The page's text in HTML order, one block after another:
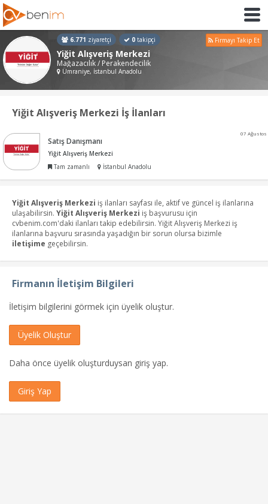
6.771 ziyaretçi 0 takipçi Firmayı Takip Et
Yiğit Alışveriş Merkezi
Mağazacılık / Perakendecilik
Ümraniye, İstanbul Anadolu
Yiğit Alışveriş Merkezi İş İlanları
07 Ağustos
Satış Danışmanı
Yiğit Alışveriş Merkezi
Tam zamanlı
İstanbul Anadolu
Yiğit Alışveriş Merkezi iş ilanları sayfası ile, aktif ve güncel iş ilanlarına
ulaşabilirsin. Yiğit Alışveriş Merkezi iş başvurusu için
cvbenim.com'daki ilanları takip edebilirsin. Yiğit Alışveriş Merkezi iş
ilanlarına başvuru sırasında yaşadığın bir sorun olursa bizimle
iletişime geçebilirsin.
Firmanın İletişim Bilgileri
İletişim bilgilerini görmek için üyelik oluştur.
Üyelik Oluştur
Daha önce üyelik oluşturduysan giriş yap.
Giriş Yap